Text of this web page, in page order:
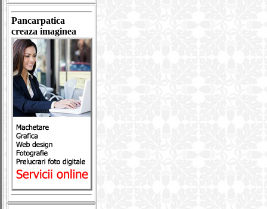
Pancarpatica
creaza imaginea